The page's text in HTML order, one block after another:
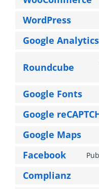
WordPress
Google Analytics
Roundcube
Google Fonts
Google
Google Maps
Facebook
Complianz